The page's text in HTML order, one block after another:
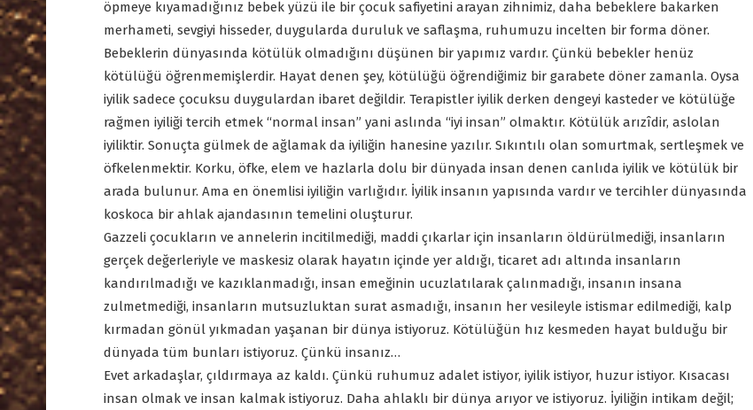
öpmeye kıyamadığınız bebek yüzü ile bir çocuk safiyetini arayan zihnimiz, daha bebeklere bakarken
merhameti, sevgiyi hisseder, duygularda duruluk ve saflaşma, ruhumuzu incelten bir forma döner.
Bebeklerin dünyasında kötülük olmadığını düşünen bir yapımız vardır. Çünkü bebekler henüz
kötülüğü öğrenmemişlerdir. Hayat denen şey, kötülüğü öğrendiğimiz bir garabete döner zamanla. Oysa
iyilik sadece çocuksu duygulardan ibaret değildir. Terapistler iyilik derken dengeyi kasteder ve kötülüğe
rağmen iyiliği tercih etmek “normal insan” yani aslında “iyi insan” olmaktır. Kötülük arızîdir, aslolan
iyiliktir. Sonuçta gülmek de ağlamak da iyiliğin hanesine yazılır. Sıkıntılı olan somurtmak, sertleşmek ve
öfkelenmektir. Korku, öfke, elem ve hazlarla dolu bir dünyada insan denen canlıda iyilik ve kötülük bir
arada bulunur. Ama en önemlisi iyiliğin varlığıdır. İyilik insanın yapısında vardır ve tercihler dünyasında
koskoca bir ahlak ajandasının temelini oluşturur.
Gazzeli çocukların ve annelerin incitilmediği, maddi çıkarlar için insanların öldürülmediği, insanların
gerçek değerleriyle ve maskesiz olarak hayatın içinde yer aldığı, ticaret adı altında insanların
kandırılmadığı ve kazıklanmadığı, insan emeğinin ucuzlatılarak çalınmadığı, insanın insana
zulmetmediği, insanların mutsuzluktan surat asmadığı, insanın her vesileyle istismar edilmediği, kalp
kırmadan gönül yıkmadan yaşanan bir dünya istiyoruz. Kötülüğün hız kesmeden hayat bulduğu bir
dünyada tüm bunları istiyoruz. Çünkü insanız…
Evet arkadaşlar, çıldırmaya az kaldı. Çünkü ruhumuz adalet istiyor, iyilik istiyor, huzur istiyor. Kısacası
insan olmak ve insan kalmak istiyoruz. Daha ahlaklı bir dünya arıyor ve istiyoruz. İyiliğin intikam değil;